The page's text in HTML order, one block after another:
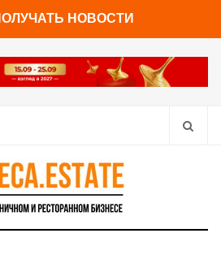
НОВОСТИ